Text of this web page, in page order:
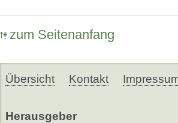
zum Seitenanfang
Übersicht Kontakt
Herausgeber